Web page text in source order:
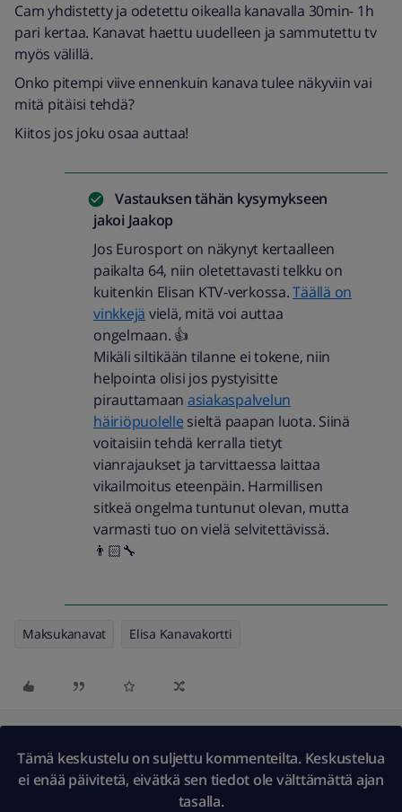
Cam yhdistetty ja odetettu oikealla kanavalla 30min- 1h
pari kertaa. Kanavat haettu uudelleen ja sammutettu tv
myös välillä.
Onko pitempi viive ennenkuin kanava tulee näkyviin vai
mitä pitäisi tehdä?
Kiitos jos joku osaa auttaa!
Vastauksen tähän kysymykseen
jakoi Jaakop
Jos Eurosport on näkynyt kertaalleen
paikalta 64, niin oletettavasti telkku on
kuitenkin Elisan KTV-verkossa.Täällä on
vinkkejä vielä, mitä voi auttaa
ongelmaan. 👍
Mikäli siltikään tilanne ei tokene, niin
helpointa olisi jos pystyisitte
pirauttamaan asiakaspalvelun
häiriöpuolelle sieltä paapan luota. Siinä
voitaisiin tehdä kerralla tietyt
vianrajaukset ja tarvittaessa laittaa
vikailmoitus eteenpäin. Harmillisen
sitkeä ongelma tuntunut olevan, mutta
varmasti tuo on vielä selvitettävissä.
👨🏻‍🔧
Maksukanavat Elisa Kanavakortti
Tämä keskustelu on suljettu kommenteilta. Keskustelua
ei enää päivitetä, eivätkä sen tiedot ole välttämättä ajan
tasalla.